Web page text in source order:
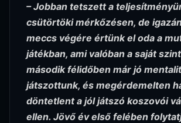
– Jobban tetszett a
csütörtöki mérkőzésen, de
meccs végére értünk el oda a
játékban, ami valóban a saját
második félidőben már jó
játszottunk, és megérdemelten
döntetlent a jól játszó koszovói
ellen. Jövő év első felében